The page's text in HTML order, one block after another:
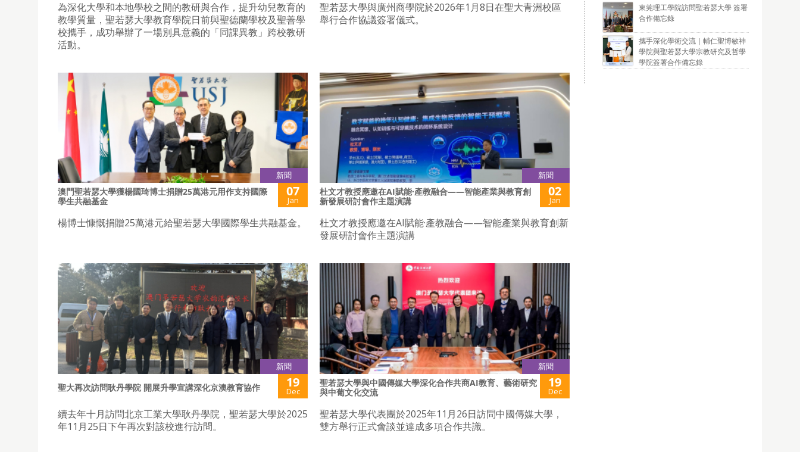
為深化大學和本地學校之間的教研與合作，提升幼兒教育的
教學質量，聖若瑟大學教育學院日前與聖德蘭學校及聖善學
校攜手，成功舉辦了一場別具意義的「同課異教」跨校教研
活動。
聖若瑟大學與廣州商學院於2026年1月8日在聖大青洲校區
舉行合作協議簽署儀式。
新聞
澳門聖若瑟大學獲楊國琦博士捐贈25萬港元用作支持國際
學生共融基金
07
Jan
楊博士慷慨捐贈25萬港元給聖若瑟大學國際學生共融基金。
新聞
杜文才教授應邀在AI賦能·產教融合——智能產業與教育創
新發展研討會作主題演講
02
Jan
杜文才教授應邀在AI賦能·產教融合——智能產業與教育創新
發展研討會作主題演講
新聞
聖大再次訪問耿丹學院 開展升學宣講深化京澳教育協作 19
Dec
續去年十月訪問北京工業大學耿丹學院，聖若瑟大學於2025
年11月25日下午再次對該校進行訪問。
新聞
聖若瑟大學與中國傳媒大學深化合作共商AI教育、藝術研究
與中葡文化交流
19
Dec
聖若瑟大學代表團於2025年11月26日訪問中國傳媒大學，
雙方舉行正式會談並達成多項合作共識。
東莞理工學院訪問聖若瑟大學 簽署
合作備忘錄
攜手深化學術交流｜輔仁聖博敏神
學院與聖若瑟大學宗教研究及哲學
學院簽署合作備忘錄